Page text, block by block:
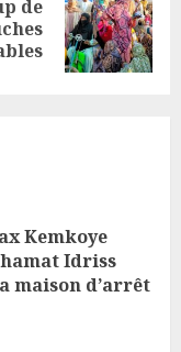
de
Kemkoye
Idriss
maison d’arrêt